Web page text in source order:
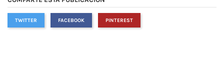
TWITTER FACEBOOK PINTEREST